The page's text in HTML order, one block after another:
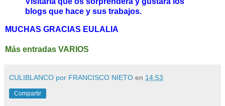
blogs que hace y sus trabajos.
MUCHAS GRACIAS EULALIA
Más entradas VARIOS
CULIBLANCO por FRANCISCO NIETO en 14:53
Compartir